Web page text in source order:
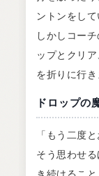
ントンをし
しかしコー
ップとクリ
を折りに行き
ドロップの
「もう二度
そう思わせ